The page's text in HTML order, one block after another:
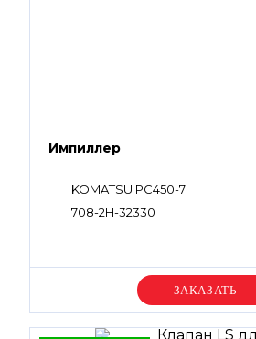
Импиллер
KOMATSU PC450-7
708-2H-32330
Уточняйте цену